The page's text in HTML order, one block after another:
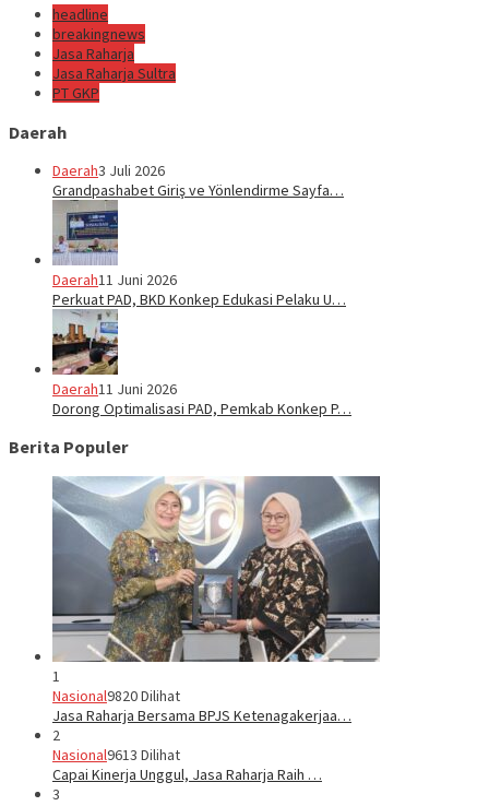
headline
breakingnews
Jasa Raharja
Jasa Raharja Sultra
PT GKP
Daerah
Daerah3 Juli 2026
Grandpashabet Giriş ve Yönlendirme Sayfa…
Daerah11 Juni 2026
Perkuat PAD, BKD Konkep Edukasi Pelaku U…
Daerah11 Juni 2026
Dorong Optimalisasi PAD, Pemkab Konkep P…
Berita Populer
1
Nasional9820 Dilihat
Jasa Raharja Bersama BPJS Ketenagakerjaa…
2
Nasional9613 Dilihat
Capai Kinerja Unggul, Jasa Raharja Raih …
3